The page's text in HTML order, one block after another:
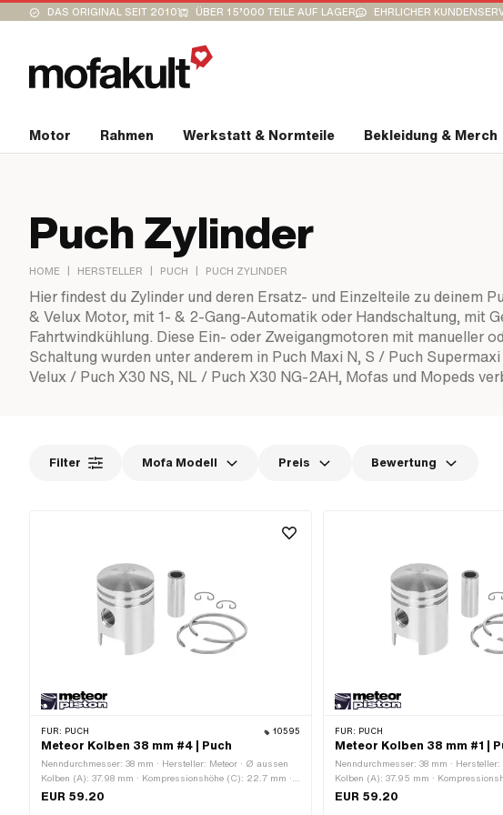
DAS ORIGINAL SEIT 2010 ÜBER 15’000 TEILE AUF LAGER EHRLICHER
Motor Rahmen Werkstatt & Normteile Bekleidung & Merch
Puch Zylinder
HOME | HERSTELLER | PUCH | PUCH ZYLINDER
Hier findest du Zylinder und deren Ersatz- und Einzelteile zu deinem
& Velux Motor, mit 1- & 2-Gang-Automatik oder Handschaltung, mit
Fahrtwindkühlung. Diese Ein- oder Zweigangmotoren mit manueller
Schaltung wurden unter anderem in Puch Maxi N, S / Puch
Velux / Puch X30 NS, NL / Puch X30 NG-2AH, Mofas und Mopeds
Filter Mofa Modell Preis Bewertung
FÜR: PUCH 10595
Meteor Kolben 38 mm #4 | Puch
Nenndurchmesser: 38 mm · Hersteller: Meteor · Ø aussen
Kolben (A): 37.98 mm · Kompressionshöhe (C): 22.7 mm ·
Wölbung (D): 3.3 mm · Gesamthöhe Kolben (E): 52.5 mm ·
EUR 59.20
FÜR: PUCH
Meteor Kolben 38 mm #1 |
Nenndurchmesser: 38 mm ·
Kolben (A): 37.95 mm ·
Wölbung (D): 3.3 mm · Gesamthöhe
EUR 59.20